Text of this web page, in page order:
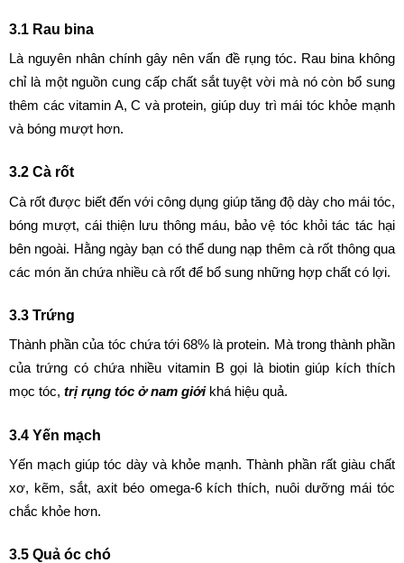
3.1 Rau bina
Là nguyên nhân chính gây nên vấn đề rụng tóc. Rau bina không
chỉ là một nguồn cung cấp chất sắt tuyệt vời mà nó còn bổ sung
thêm các vitamin A, C và protein, giúp duy trì mái tóc khỏe mạnh
và bóng mượt hơn.
3.2 Cà rốt
Cà rốt được biết đến với công dụng giúp tăng độ dày cho mái tóc,
bóng mượt, cái thiện lưu thông máu, bảo vệ tóc khỏi tác tác hại
bên ngoài. Hằng ngày bạn có thể dung nạp thêm cà rốt thông qua
các món ăn chứa nhiều cà rốt để bổ sung những hợp chất có lợi.
3.3 Trứng
Thành phần của tóc chứa tới 68% là protein. Mà trong thành phần
của trứng có chứa nhiều vitamin B gọi là biotin giúp kích thích
mọc tóc, trị rụng tóc ở nam giới khá hiệu quả.
3.4 Yến mạch
Yến mạch giúp tóc dày và khỏe mạnh. Thành phần rất giàu chất
xơ, kẽm, sắt, axit béo omega-6 kích thích, nuôi dưỡng mái tóc
chắc khỏe hơn.
3.5 Quả óc chó